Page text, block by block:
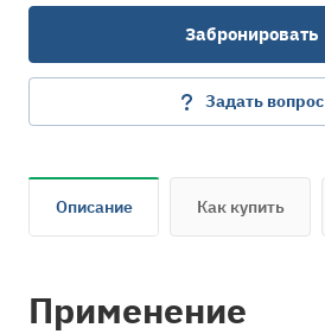
Забронировать
Задать вопрос
Описание Как купить
Применение